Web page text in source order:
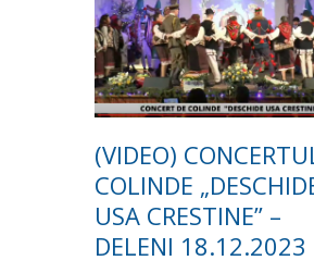
(VIDEO)
COLINDE
USA CRESTINE” –
DELENI 18.12.2023